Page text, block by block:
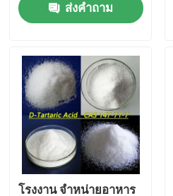
ควบคุมคุณภาพ
ขอใบเสนอราคา
วัตถุดิบเคมีรายวัน
สารเคมีไม่เป็นอินทรีย์ วัตถุดิบ
ตัวกลางเคมีละเอียด
ส่งคำถาม
โรงงาน จําหน่ายอาหาร